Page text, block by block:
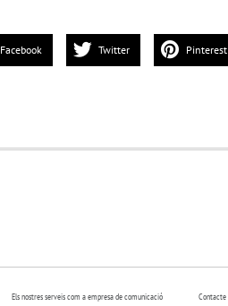
Facebook Twitter Pinterest
Els nostres serveis com a empresa de comunicació Contacte